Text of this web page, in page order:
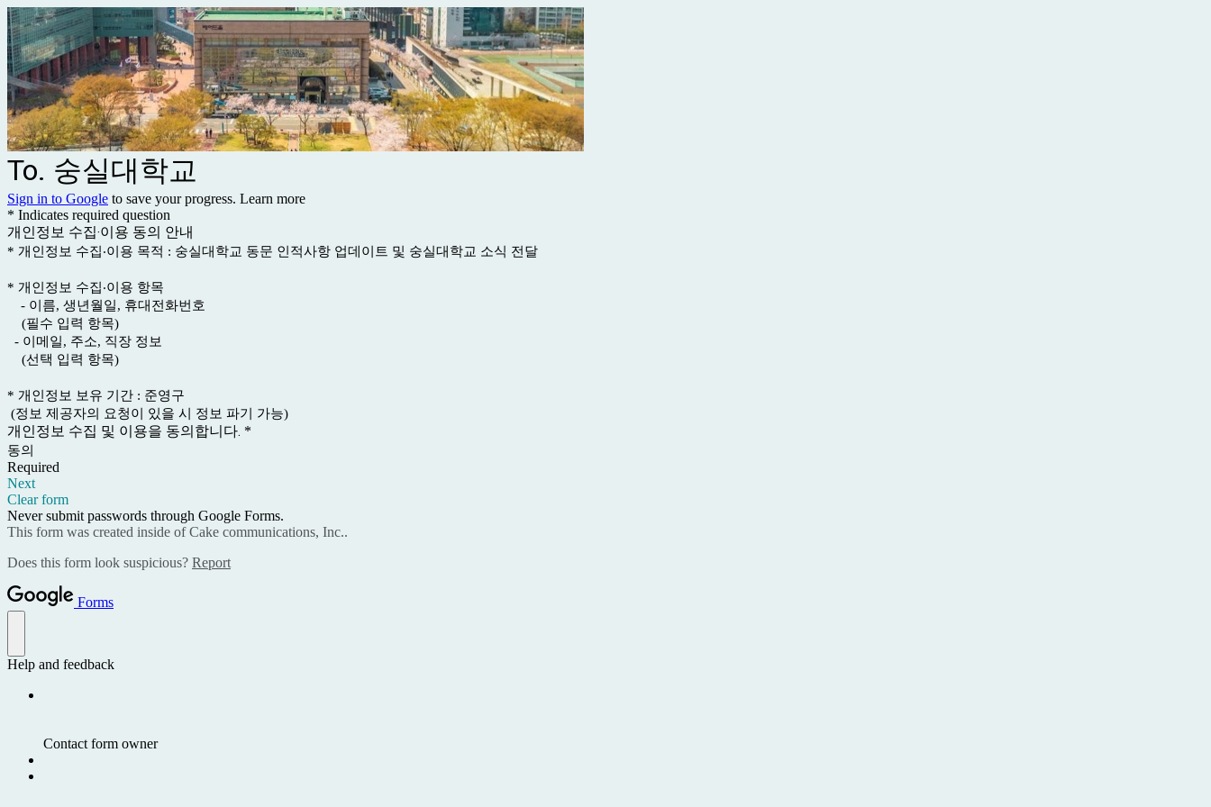
To. 숭실대학교
Sign in to Google to save your progress. Learn more
* Indicates required question
개인정보 수집‧이용 동의 안내
* 개인정보 수집‧이용 목적 : 숭실대학교 동문 인적사항 업데이트 및 숭실대학교 소식 전달
* 개인정보 수집‧이용 항목
- 이름, 생년월일, 휴대전화번호
(필수 입력 항목)
- 이메일, 주소, 직장 정보
(선택 입력 항목)
* 개인정보 보유 기간 : 준영구
(정보 제공자의 요청이 있을 시 정보 파기 가능)
개인정보 수집 및 이용을 동의합니다. *
동의
Required
Next
Clear form
Never submit passwords through Google Forms.
This form was created inside of Cake communications, Inc..
Does this form look suspicious? Report
Forms
Help and feedback
Contact form owner